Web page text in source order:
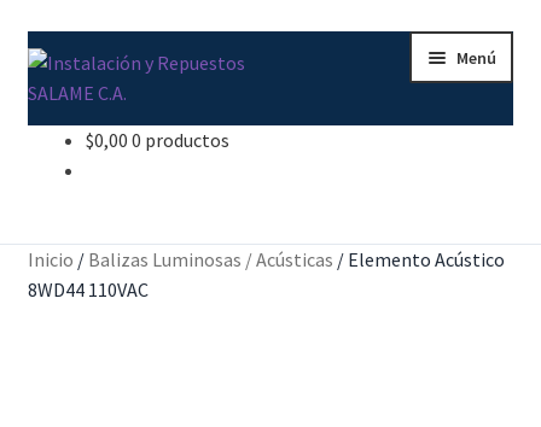
Ir
a
la
navegación
Ir
al
contenido
Menú
Contacto
$0,00 0 productos
Inicio / Balizas Luminosas / Acústicas / Elemento Acústico
8WD44 110VAC